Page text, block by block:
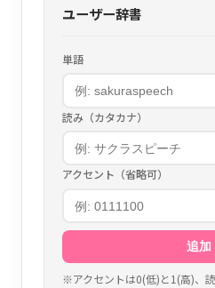
ユーザー辞書
単語
読み（カタカナ）
アクセント（省略可）
追加
※アクセントは0(低)と1(高)、